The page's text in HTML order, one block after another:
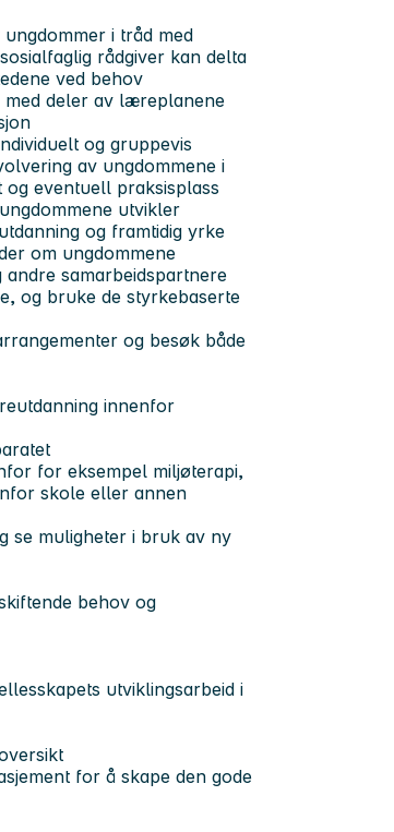
i tråd med
rådgiver kan delta
ved behov
deler av læreplanene
og gruppevis
av ungdommene i
og eventuell praksisplass
utvikler
og framtidig yrke
om ungdommene
andre samarbeidspartnere
og bruke de styrkebaserte
og besøk både
innenfor
for eksempel miljøterapi,
skole eller annen
se muligheter i bruk av ny
behov og
utviklingsarbeid i
for å skape den gode